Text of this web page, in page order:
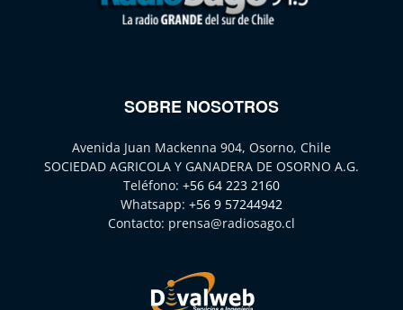
SOBRE NOSOTROS
Avenida Juan Mackenna 904, Osorno, Chile
SOCIEDAD AGRICOLA Y GANADERA DE OSORNO A.G.
Teléfono: +56 64 223 2160
Whatsapp: +56 9 57244942
Contacto: prensa@radiosago.cl